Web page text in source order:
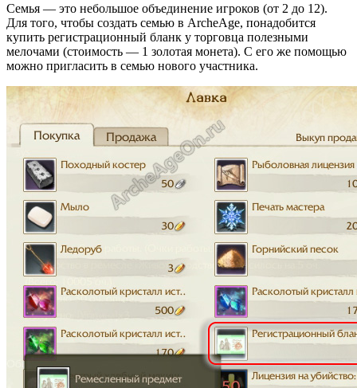
Семья — это небольшое объединение игроков (от 2 до 12).
Для того, чтобы создать семью в ArcheAge, понадобится
купить регистрационный бланк у торговца полезными
мелочами (стоимость — 1 золотая монета). С его же помощью
можно пригласить в семью нового участника.